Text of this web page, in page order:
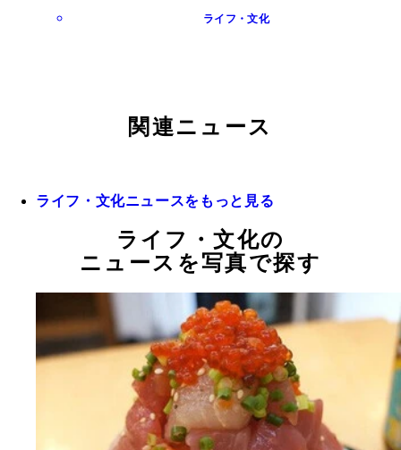
ライフ・文化
関連ニュース
ライフ・文化ニュースをもっと見る
ライフ・文化の
ニュースを写真で探す